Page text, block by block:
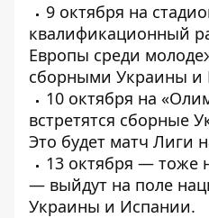
9 октября на
квалификационный
Европы среди
сборными Украины и
10 октября на
встретятся сборные
Это будет матч Лиги
13 октября — тоже
— выйдут на поле
Украины и Испании.